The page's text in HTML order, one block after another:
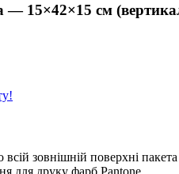
— 15×42×15 см
зовнішній поверхні пакета
для друку фарб Pantone